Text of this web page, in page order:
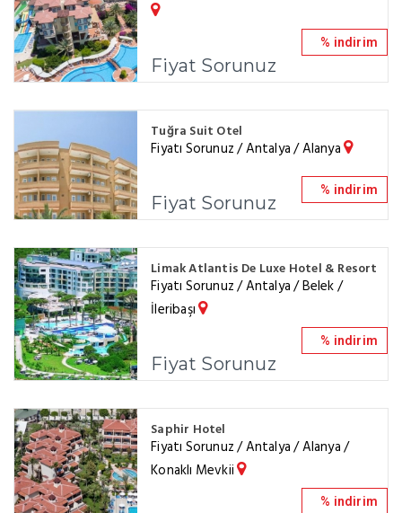
Fiyat Sorunuz
% indirim
Tuğra Suit Otel
Fiyatı Sorunuz / Antalya / Alanya
Fiyat Sorunuz
% indirim
Limak Atlantis De Luxe Hotel & Resort
Fiyatı Sorunuz / Antalya / Belek /
İleribaşı
Fiyat Sorunuz
% indirim
Saphir Hotel
Fiyatı Sorunuz / Antalya / Alanya /
Konaklı Mevkii
% indirim